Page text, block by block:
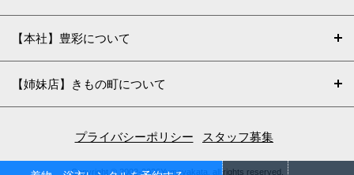
【本社】豊彩について
【姉妹店】きもの町について
プライバシーポリシー スタッフ募集
Copyright © 2002-2026Yumeyakata. all rights reserved.